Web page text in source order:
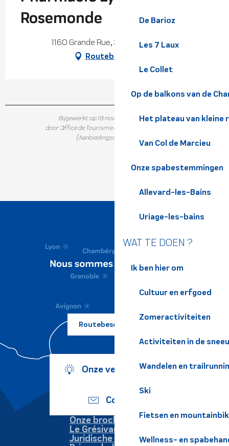
De Barioz
Les 7 Laux
Le Collet
Op de balkons van de
Het plateau van kleine
Van Col de Marcieu
Onze spabestemmingen
Allevard-les-Bains
Uriage-les-bains
WAT TE DOEN ?
Ik ben hier om
Cultuur en erfgoed
Zomeractiviteiten
Activiteiten in de
Wandelen en
Ski
Fietsen en
Wellness- en
Rosemonde
1160 Grande Rue, 38660 Le Touvet
Routebeschrijving
Bijgewerkt op 19 november 2025 in 14:26
door Office de Tourisme de Belledonne Chartreuse
(Aanbiedingscode :
Routebeschrijving ?
Onze verplichtingen
Contact
Onze brochures
Le Grésivaudan
Juridische informatie